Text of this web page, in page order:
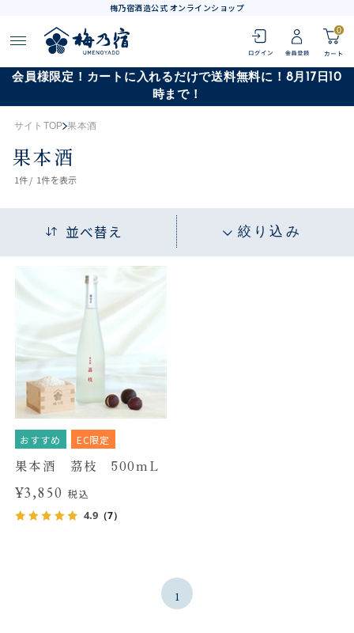
梅乃宿酒造公式 オンラインショップ
0
会員様限定！カートに入れるだけで送料無料に！8月17日10
時まで！
サイトTOP 果本酒
果本酒
1件 / 1件を表示
並べ替え 絞り込み
おすすめ EC限定
果本酒 茘枝 500mL
¥3,850税込
4.9（7）
1